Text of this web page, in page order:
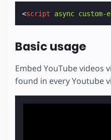
<script async custom-
Basic usage
Embed YouTube videos
found in every Youtube